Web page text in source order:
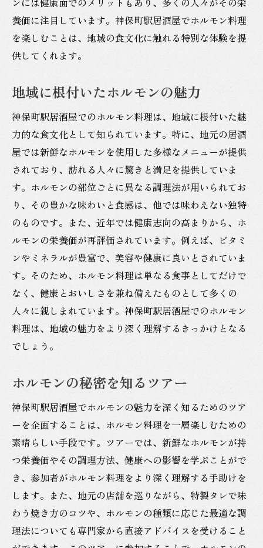
養価に注目しています。神保町駅居酒屋でホルモン料理
を楽しむことは、地域の食文化に触れる特別な体験を提
供してくれます。
地域に根付いたホルモンの魅力
神保町駅居酒屋でのホルモン料理は、地域に根付いた魅
力的な食文化として知られています。特に、地元の居酒
屋では新鮮なホルモンを使用した多様なメニューが提供
されており、訪れる人々に驚きと満足を提供していま
す。ホルモンの部位ごとに異なる調理法が用いられてお
り、その豊かな味わいと食感は、他では味わえない独特
のものです。また、近年では健康志向の高まりから、ホ
ルモンの栄養価が再評価されています。例えば、ビタミ
ンやミネラルが豊富で、美容や健康に良いとされていま
す。そのため、ホルモン料理は単なる食事としてだけで
なく、健康とおいしさを兼ね備えたものとして多くの
人々に親しまれています。神保町駅居酒屋でのホルモン
料理は、地域の魅力をより深く理解するきっかけとなる
でしょう。
ホルモンの秘密を知るツアー
神保町駅居酒屋でホルモンの魅力を深く知るためのツア
ーを企画することは、ホルモン料理を一層楽しむための
素晴らしい手段です。ツアーでは、新鮮なホルモンが持
つ栄養価やその調理方法、健康への影響を学ぶことがで
き、参加者がホルモン料理をより深く理解する手助けを
します。また、地元の店舗を巡りながら、特製タレで味
わう焼き方のコツや、ホルモンの種類に応じた最適な調
理法についても専門家から直接アドバイスを受けること